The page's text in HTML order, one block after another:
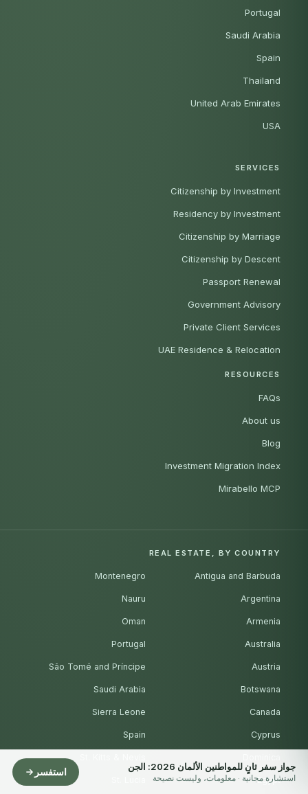
جواز سفر ثانٍ للمواطنين الألمان 2026: الجن
استشارة مجانية · معلومات، وليست نصيحة
استفسر
Portugal
Saudi Arabia
Spain
Thailand
United Arab Emirates
USA
SERVICES
Citizenship by Investment
Residency by Investment
Citizenship by Marriage
Citizenship by Descent
Passport Renewal
Government Advisory
Private Client Services
UAE Residence & Relocation
RESOURCES
FAQs
About us
Blog
Investment Migration Index
Mirabello MCP
REAL ESTATE, BY COUNTRY
Antigua and Barbuda
Argentina
Armenia
Australia
Austria
Botswana
Canada
Cyprus
Egypt
Montenegro
Nauru
Oman
Portugal
São Tomé and Príncipe
Saudi Arabia
Sierra Leone
Spain